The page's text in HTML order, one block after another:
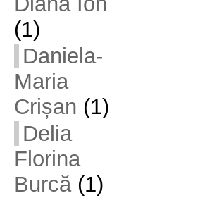
(1)
Daniela-
Maria
Crișan (1)
Delia
Florina
Burcă(1)